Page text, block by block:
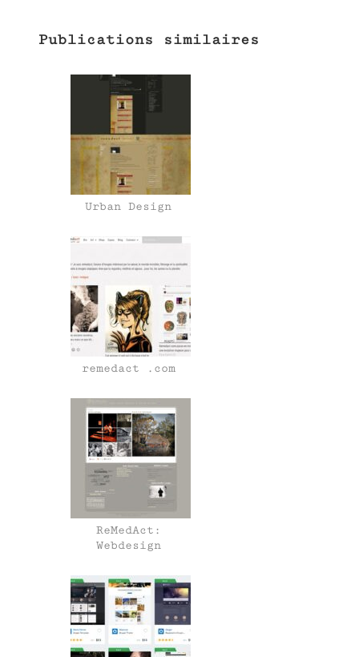
Publications similaires
Urban Design
remedact .com
ReMedAct:
Webdesign